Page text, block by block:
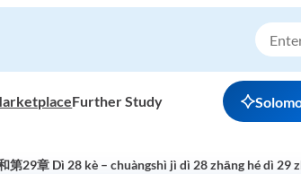
Further Study
第29章 Dì 28 kè – chuàngshì jì dì 28 zhāng hé dì 29